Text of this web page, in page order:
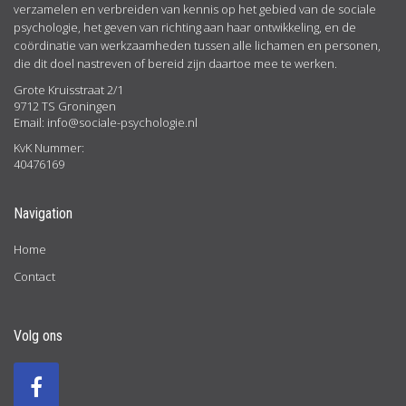
verzamelen en verbreiden van kennis op het gebied van de sociale
psychologie, het geven van richting aan haar ontwikkeling, en de
coördinatie van werkzaamheden tussen alle lichamen en personen,
die dit doel nastreven of bereid zijn daartoe mee te werken.
Grote Kruisstraat 2/1
9712 TS Groningen
Email: info@sociale-psychologie.nl
KvK Nummer:
40476169
Navigation
Home
Contact
Volg ons